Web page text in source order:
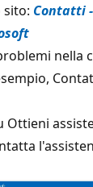
sito: Contatti
nella
Ottieni